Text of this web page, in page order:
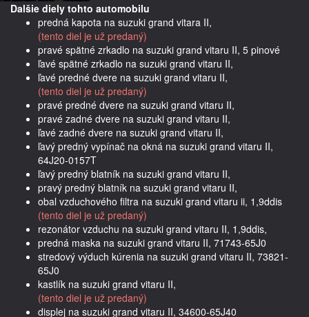
Dalšie diely tohto automobilu
predná kapota na suzuki grand vitara II,
(tento diel je už predaný)
pravé spätné zrkadlo na suzuki grand vitaru II, 5 pinové
ľavé spätné zrkadlo na suzuki grand vitaru II,
ľavé predné dvere na suzuki grand vitaru II,
(tento diel je už predaný)
pravé predné dvere na suzuki grand vitaru II,
pravé zadné dvere na suzuki grand vitaru II,
ľavé zadné dvere na suzuki grand vitaru II,
ľavý predný vypínač na okná na suzuki grand vitaru II,
64J20-0157T
ľavý predný blatník na suzuki grand vitaru II,
pravý predný blatník na suzuki grand vitaru II,
obal vzduchového filtra na suzuki grand vitaru ii, 1,9ddis
(tento diel je už predaný)
rezonátor vzduchu na suzuki grand vitaru II, 1,9ddis,
predná maska na suzuki grand vitaru II, 71743-65J0
stredový výduch kúrenia na suzuki grand vitaru II, 73821-
65J0
kastlík na suzuki grand vitaru II,
(tento diel je už predaný)
displej na suzuki grand vitaru II, 34600-65J40